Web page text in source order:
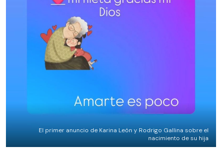
El primer anuncio de Karina León y Rodrigo Gallina sobre el
nacimiento de su hija